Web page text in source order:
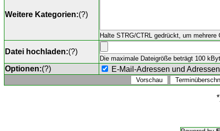
Weitere Kategorien:(?)
Halte STRG/CTRL gedrückt, um mehrere
Datei hochladen:(?)
Die maximale Dateigröße beträgt 100
Optionen:(?) E-Mail-Adressen und